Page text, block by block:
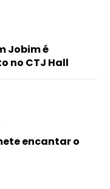
Jobim é
no CTJ Hall
encantar o